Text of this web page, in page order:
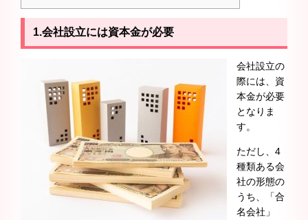
1.会社設立には資本金が必要
会社設立の
際には、資
本金が必要
となりま
す。
ただし、4
種類ある会
社の形態の
うち、「合
名会社」